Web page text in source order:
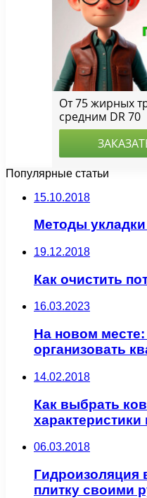
Популярные статьи
15.10.2018
Методы укладки
19.12.2018
Как очистить
16.03.2023
На новом месте:
организовать
14.02.2018
Как выбрать
характеристики
06.03.2018
Гидроизоляция
плитку своими